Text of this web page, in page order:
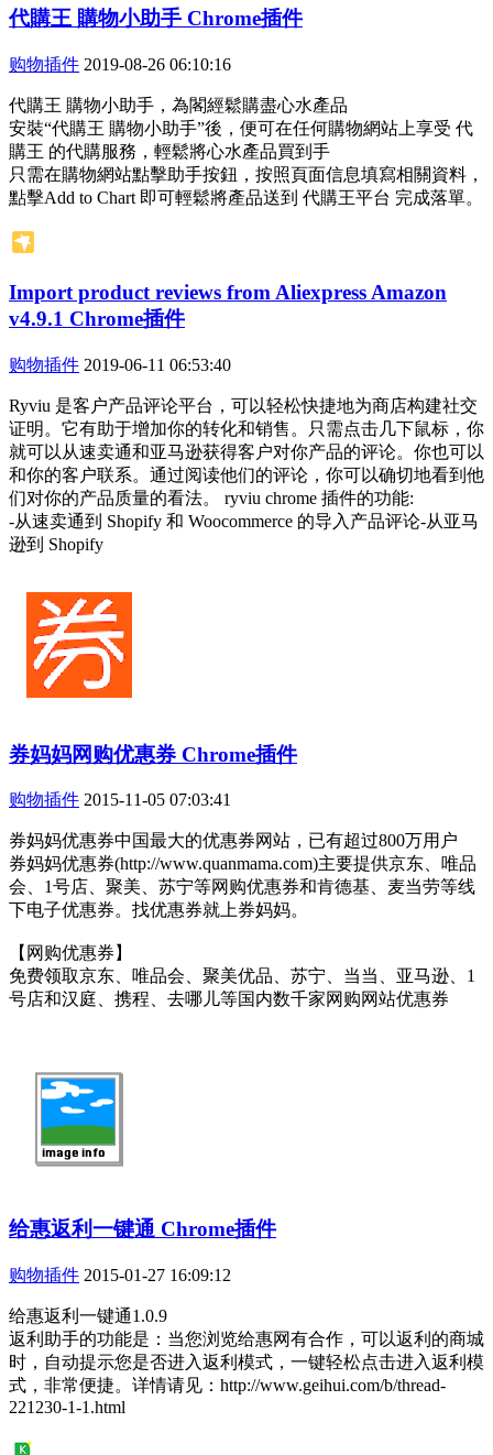
代購王 購物小助手 Chrome插件
购物插件 2019-08-26 06:10:16
代購王 購物小助手，為閣經鬆購盡心水產品
安裝“代購王 購物小助手”後，便可在任何購物網站上享受 代
購王 的代購服務，輕鬆將心水產品買到手
只需在購物網站點擊助手按鈕，按照頁面信息填寫相關資料，
點擊Add to Chart 即可輕鬆將產品送到 代購王平台 完成落單。
Import product reviews from Aliexpress Amazon
v4.9.1 Chrome插件
购物插件 2019-06-11 06:53:40
Ryviu 是客户产品评论平台，可以轻松快捷地为商店构建社交
证明。它有助于增加你的转化和销售。只需点击几下鼠标，你
就可以从速卖通和亚马逊获得客户对你产品的评论。你也可以
和你的客户联系。通过阅读他们的评论，你可以确切地看到他
们对你的产品质量的看法。 ryviu chrome 插件的功能:
-从速卖通到 Shopify 和 Woocommerce 的导入产品评论-从亚马
逊到 Shopify
券妈妈网购优惠券 Chrome插件
购物插件 2015-11-05 07:03:41
券妈妈优惠券中国最大的优惠券网站，已有超过800万用户
券妈妈优惠券(http://www.quanmama.com)主要提供京东、唯品
会、1号店、聚美、苏宁等网购优惠券和肯德基、麦当劳等线
下电子优惠券。找优惠券就上券妈妈。
【网购优惠券】
免费领取京东、唯品会、聚美优品、苏宁、当当、亚马逊、1
号店和汉庭、携程、去哪儿等国内数千家网购网站优惠券
给惠返利一键通 Chrome插件
购物插件 2015-01-27 16:09:12
给惠返利一键通1.0.9
返利助手的功能是：当您浏览给惠网有合作，可以返利的商城
时，自动提示您是否进入返利模式，一键轻松点击进入返利模
式，非常便捷。详情请见：http://www.geihui.com/b/thread-
221230-1-1.html